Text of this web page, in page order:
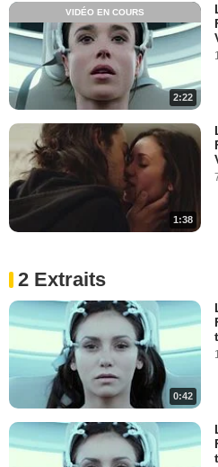
2:22
VIDÉO EN COURS
1:38
2 Extraits
0:42